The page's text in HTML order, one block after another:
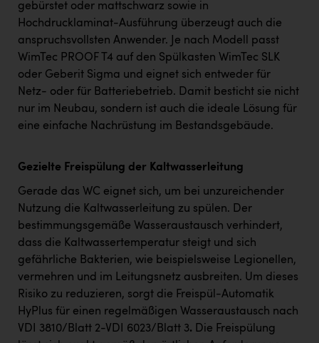
gebürstet oder mattschwarz sowie in
Hochdrucklaminat-Ausführung überzeugt auch die
anspruchsvollsten Anwender. Je nach Modell passt
WimTec PROOF T4 auf den Spülkasten WimTec SLK
oder Geberit Sigma und eignet sich entweder für
Netz- oder für Batteriebetrieb. Damit besticht sie nicht
nur im Neubau, sondern ist auch die ideale Lösung für
eine einfache Nachrüstung im Bestandsgebäude.
Gezielte Freispülung der Kaltwasserleitung
Gerade das WC eignet sich, um bei unzureichender
Nutzung die Kaltwasserleitung zu spülen. Der
bestimmungsgemäße Wasseraustausch verhindert,
dass die Kaltwassertemperatur steigt und sich
gefährliche Bakterien, wie beispielsweise Legionellen,
vermehren und im Leitungsnetz ausbreiten. Um dieses
Risiko zu reduzieren, sorgt die Freispül-Automatik
HyPlus für einen regelmäßigen Wasseraustausch nach
VDI 3810/Blatt 2-VDI 6023/Blatt 3. Die Freispülung